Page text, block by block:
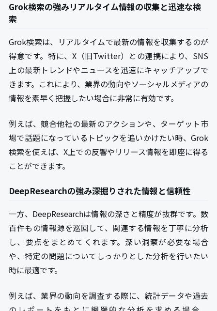
Grok検索の強みリアルタイム情報の収集と迅速な検
索
Grok検索は、リアルタイムで最新の情報を収集するのが
得意です。特に、X（旧Twitter）との連携により、SNS
上の最新トレンドやニュースを迅速にキャッチアップで
きます。これにより、業界の動向やソーシャルメディアの
情報を素早く把握したい場合に非常に有効です。
例えば、競合他社の最新のアクションや、ターゲット市
場で話題になっているトピックを追いかけたい時、Grok
検索を使えば、X上での反響やリリース情報を即座に得る
ことができます。
DeepResearchの強み深掘りされた情報と信頼性
一方、DeepResearchは情報の深さと精度が抜群です。数
百件もの情報源を巡回して、関連する情報を丁寧に分析
し、要点をまとめてくれます。深い洞察が必要な場合
や、特定の問題についてしっかりとした分析を行いたい
時に最適です。
例えば、業界の動向を調査する際に、統計データや過去